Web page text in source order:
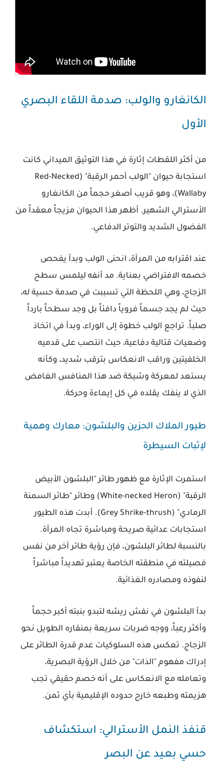
الكانغارو والولب: صدمة اللقاء البصري
الأول
من أكثر اللقطات إثارة في هذا التوثيق الميداني كانت
استجابة حيوان "الولب أحمر الرقبة" (Red-Necked
Wallaby)، وهو قريب أصغر حجماً من الكانغارو
الأسترالي الشهير. أظهر هذا الحيوان مزيجاً معقداً من
الفضول الشديد والتوتر الدفاعي.
عند اقترابه من المرآة، انحنى الولب وبدأ يفحص
خصمه الافتراضي بعناية. مد أنفه ليلمس سطح
الزجاج، وهي اللحظة التي تسببت في صدمة حسية له،
حيث لم يجد جسماً فروياً دافئاً بل وجد سطحاً بارداً
صلباً. تراجع الولب خطوة إلى الوراء، وبدأ في اتخاذ
وضعيات قتالية دفاعية، حيث انتصب على قدميه
الخلفيتين وراقب الانعكاس بترقب شديد، وكأنه
يستعد لمعركة وشيكة ضد هذا المنافس الغامض
الذي لا ينفك يقلده في كل إيماءة وحركة.
طيور الملاك الحزين والبلشون: معارك وهمية
لإثبات السيطرة
استمرت الإثارة مع ظهور طائر "البلشون الأبيض
الرقبة" (White-necked Heron) وطائر "طائر السمنة
الرمادي" (Grey Shrike-thrush). أبدت هذه الطيور
استجابات عدائية صريحة ومباشرة تجاه المرآة.
بالنسبة لطائر البلشون، فإن رؤية طائر آخر من نفس
فصيلته في منطقته الخاصة يعتبر تهديداً مباشراً
لنفوذه ومصادره الغذائية.
بدأ البلشون في نفش ريشه لتبدو بنبته أكبر حجماً
وأكثر رعباً، ووجه ضربات سريعة بمنقاره الطويل نحو
الزجاج. تعكس هذه السلوكيات عدم قدرة الطائر على
إدراك مفهوم "الذات" من خلال الرؤية البصرية،
وتعامله مع الانعكاس على أنه خصم حقيقي تجب
هزيمته وطبعه خارج حدوده الإقليمية بأي ثمن.
قنفذ النمل الأسترالي: استكشاف
حسي بعيد عن البصر